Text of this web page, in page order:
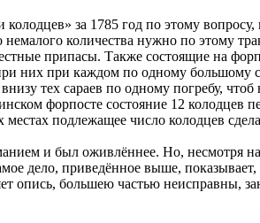
за 1785 год по этому
количества нужно по этому
припасы. Также состоящие на
них при каждом по одному большому
тех сараев по одному погребу,
форпосте состояние 12 колодцев
подлежащее число колодцев
и был оживлённее. Но, несмотря
дело, приведённое выше, показывает,
опись, большею частью неисправны,